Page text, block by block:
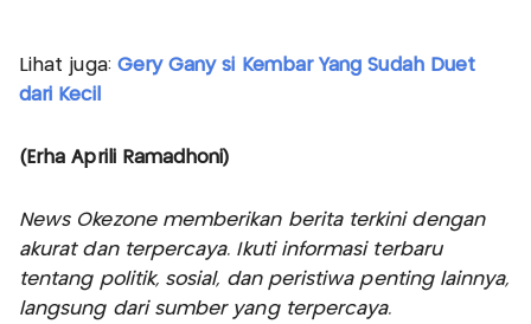
Lihat juga: Gery Gany si Kembar Yang Sudah Duet
dari Kecil
(Erha Aprili Ramadhoni)
News Okezone memberikan berita terkini dengan
akurat dan terpercaya. Ikuti informasi terbaru
tentang politik, sosial, dan peristiwa penting lainnya,
langsung dari sumber yang terpercaya.